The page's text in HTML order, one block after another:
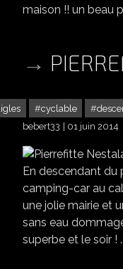
maison !! un beau
cyclable
bebert33
01 juin 2014
En descendant du
camping-car au
une jolie mairie et
sans eau
superbe et le soir !